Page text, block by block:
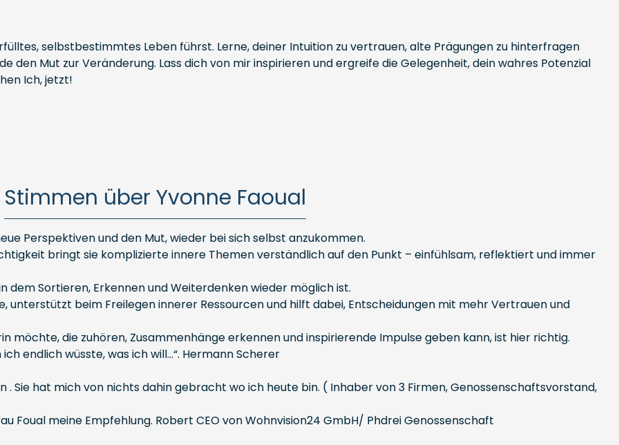
selbstbestimmtes Leben führst. Lerne, deiner Intuition zu vertrauen, alte Prägungen zu hinterfragen
den Mut zur Veränderung. Lass dich von mir inspirieren und ergreife die Gelegenheit, dein wahres Potenzial
Ich, jetzt!
Stimmen über Yvonne Faoual
Perspektiven und den Mut, wieder bei sich selbst anzukommen.
bringt sie komplizierte innere Themen verständlich auf den Punkt – einfühlsam, reflektiert und immer
dem Sortieren, Erkennen und Weiterdenken wieder möglich ist.
unterstützt beim Freilegen innerer Ressourcen und hilft dabei, Entscheidungen mit mehr Vertrauen und
möchte, die zuhören, Zusammenhänge erkennen und inspirierende Impulse geben kann, ist hier richtig.
endlich wüsste, was ich will…“. Hermann Scherer
. Sie hat mich von nichts dahin gebracht wo ich heute bin. ( Inhaber von 3 Firmen, Genossenschaftsvorstand,
Foual meine Empfehlung. Robert CEO von Wohnvision24 GmbH/ Phdrei Genossenschaft